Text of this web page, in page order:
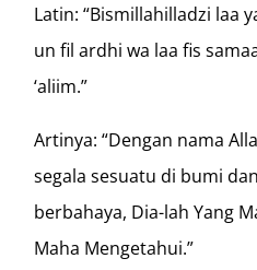
Latin: “Bismillahilladzi laa
un fil ardhi wa laa fis
‘aliim.”
Artinya: “Dengan nama
segala sesuatu di bumi
berbahaya, Dia-lah Yang
Maha Mengetahui.”